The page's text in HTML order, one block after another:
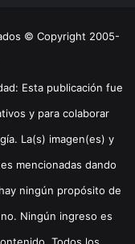
© Copyright 2005-
Esta publicación fue
y para colaborar
La(s) imagen(es) y
mencionadas dando
ningún propósito de
Ningún ingreso es